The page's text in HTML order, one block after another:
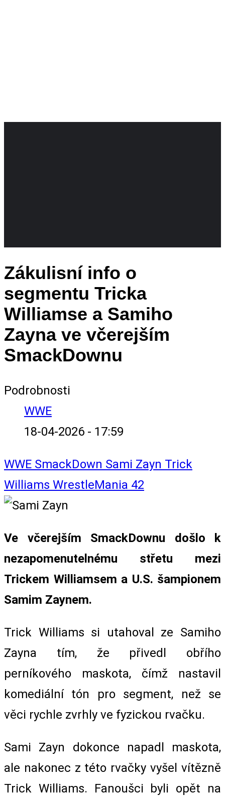
Zákulisní info o
segmentu Tricka
Williamse a Samiho
Zayna ve včerejším
SmackDownu
Podrobnosti
WWE
18-04-2026 - 17:59
WWE SmackDown Sami Zayn Trick
Williams WrestleMania 42
Ve včerejším SmackDownu došlo k
nezapomenutelnému střetu mezi
Trickem Williamsem a U.S. šampionem
Samim Zaynem.
Trick Williams si utahoval ze Samiho
Zayna tím, že přivedl obřího
perníkového maskota, čímž nastavil
komediální tón pro segment, než se
věci rychle zvrhly ve fyzickou rvačku.
Sami Zayn dokonce napadl maskota,
ale nakonec z této rvačky vyšel vítězně
Trick Williams. Fanoušci byli opět na